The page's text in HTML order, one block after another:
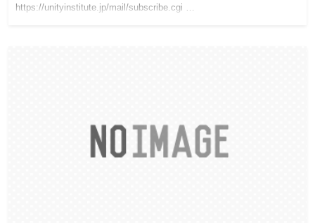
https://unityinstitute.jp/mail/subscribe.cgi …